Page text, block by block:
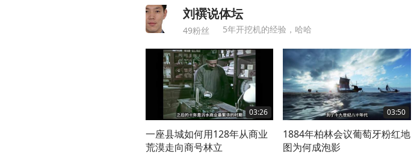
刘襈说体坛
49粉丝 5年开挖机的经验，哈哈
03:26
一座县城如何用128年从商业
荒漠走向商号林立
03:50
1884年柏林会议葡萄牙粉红地
图为何成泡影